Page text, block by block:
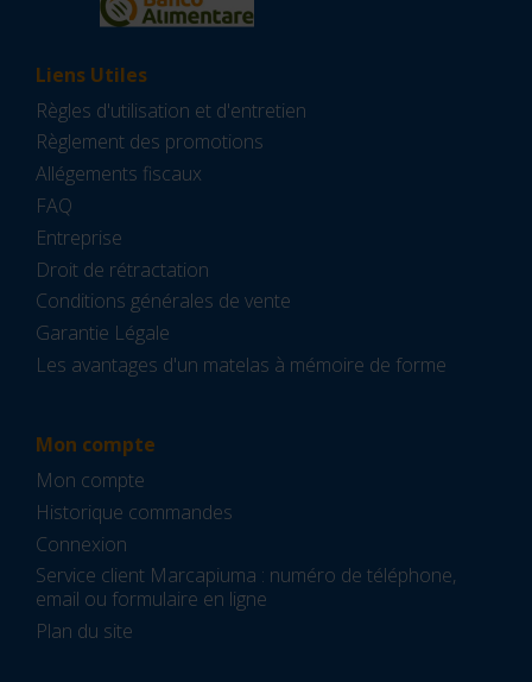
Liens Utiles
Règles d'utilisation et d'entretien
Règlement des promotions
Allégements fiscaux
FAQ
Entreprise
Droit de rétractation
Conditions générales de vente
Garantie Légale
Les avantages d'un matelas à mémoire de forme
Mon compte
Mon compte
Historique commandes
Connexion
Service client Marcapiuma : numéro de téléphone,
email ou formulaire en ligne
Plan du site